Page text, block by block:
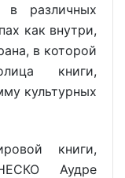
в различных
как внутри,
в которой
книги,
культурных
книги,
Аудре